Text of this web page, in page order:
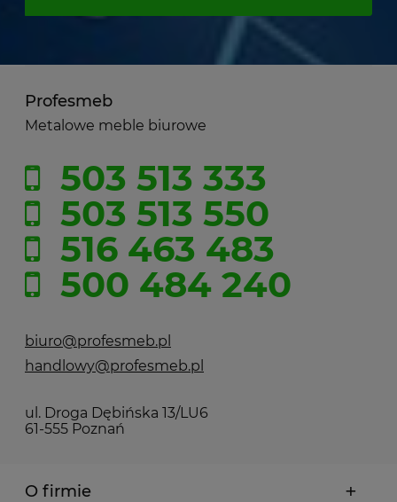
Profesmeb
Metalowe meble biurowe
503 513 333
503 513 550
516 463 483
500 484 240
biuro@profesmeb.pl
handlowy@profesmeb.pl
ul. Droga Dębińska 13/LU6
61-555 Poznań
O firmie